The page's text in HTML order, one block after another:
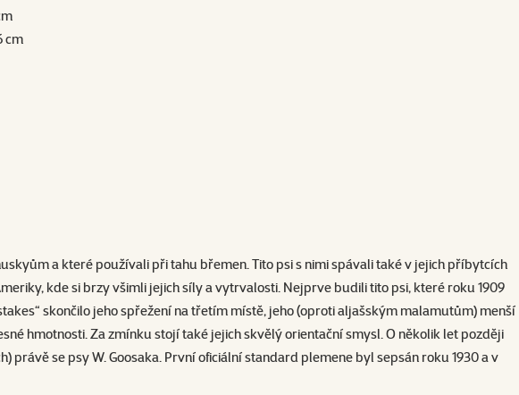
cm
a které používali při tahu břemen. Tito psi s nimi spávali také v jejich příbytcích
kde si brzy všimli jejich síly a vytrvalosti. Nejprve budili tito psi, které roku 1909
skončilo jeho spřežení na třetím místě, jeho (oproti aljašským malamutům) menší
hmotnosti. Za zmínku stojí také jejich skvělý orientační smysl. O několik let později
se psy W. Goosaka. První oficiální standard plemene byl sepsán roku 1930 a v